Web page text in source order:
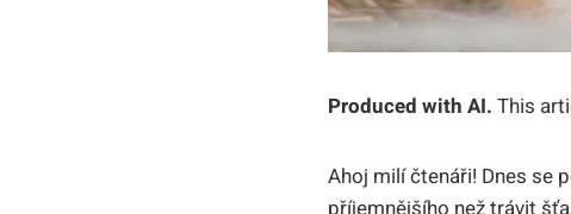
Produced with AI. This
Ahoj milí čtenáři! Dnes se